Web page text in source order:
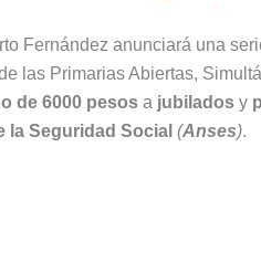
Fernández anunciará una
las Primarias Abiertas,
de 6000 pesos a jubilados y
Seguridad Social (Anses).